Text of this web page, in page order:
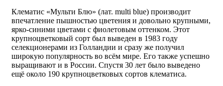
Клематис «Мульти Блю» (лат. multi blue) производит
впечатление пышностью цветения и довольно крупными,
ярко-синими цветами с фиолетовым оттенком. Этот
крупноцветковый сорт был выведен в 1983 году
селекционерами из Голландии и сразу же получил
широкую популярность во всём мире. Его также успешно
выращивают и в России. Спустя 30 лет было выведено
ещё около 190 крупноцветковых сортов клематиса.